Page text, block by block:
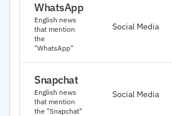
WhatsApp
English news
that mention
the
"WhatsApp"
Social Media
Snapchat
English news
that mention
the "Snapchat"
Social Media